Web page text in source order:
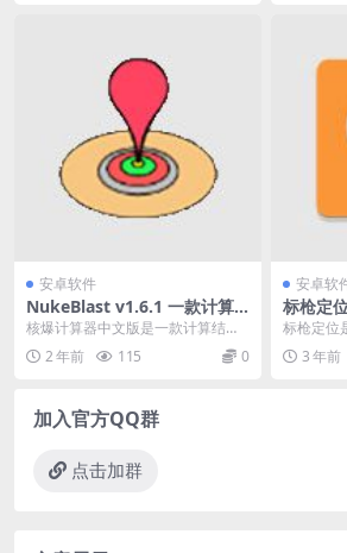
安卓软件
NukeBlast v1.6.1 一款计算
结果非常精准的核爆炸数据预
测软件
核爆计算器中文版是一款计算结果
非常精准的核爆炸数据预测软件。
在这个平台上，我们可...
2 年前 115 0
安卓软
标枪定
虚拟定
的摇杆
标枪定位
于
现的...3 年前
加入官方QQ群
点击加群